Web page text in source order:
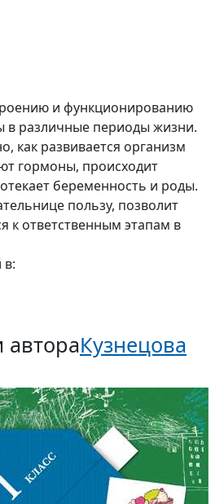
и функционированию
различные периоды жизни.
как развивается организм
гормоны, происходит
беременность и роды.
пользу, позволит
к ответственным этапам в
в:
автораКузнецова